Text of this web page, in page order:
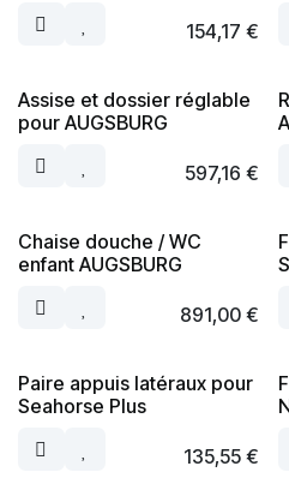
154,17 €
Assise et dossier réglable
pour AUGSBURG
597,16 €
Chaise douche / WC
enfant AUGSBURG
891,00€
Paire appuis latéraux pour
Seahorse Plus
135,55€